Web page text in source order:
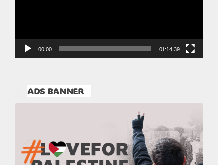
00:00 01:14:39
ADS BANNER